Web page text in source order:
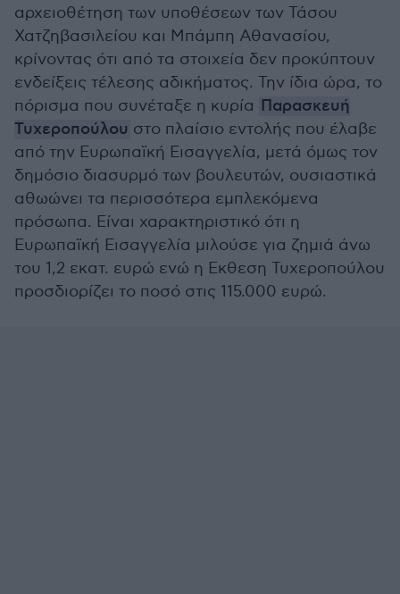
αρχειοθέτηση των υποθέσεων των Τάσου
Χατζηβασιλείου και Μπάμπη Αθανασίου,
κρίνοντας ότι από τα στοιχεία δεν προκύπτουν
ενδείξεις τέλεσης αδικήματος. Την ίδια ώρα, το
πόρισμα που συνέταξε η κυρία Παρασκευή
Τυχεροπούλου στο πλαίσιο εντολής που έλαβε
από την Ευρωπαϊκή Εισαγγελία, μετά όμως τον
δημόσιο διασυρμό των βουλευτών, ουσιαστικά
αθωώνει τα περισσότερα εμπλεκόμενα
πρόσωπα. Είναι χαρακτηριστικό ότι η
Ευρωπαϊκή Εισαγγελία μιλούσε για ζημιά άνω
του 1,2 εκατ. ευρώ ενώ η Εκθεση Τυχεροπούλου
προσδιορίζει το ποσό στις 115.000 ευρώ.